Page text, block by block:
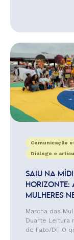
Comunicação
Diálogo e
SAIU NA
HORIZONTE:
MULHERES
Marcha das
Duarte Leitura
de Fato/DF O